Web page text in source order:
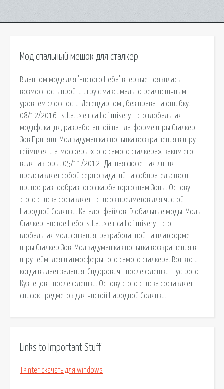
Мод спальный мешок для сталкер
В данном моде для 'Чистого Неба' впервые появилась
возможность пройти игру с максимально реалистичным
уровнем сложности 'Легендарном', без права на ошибку.
08/12/2016 · s.t.a.l.k.e.r call of misery - это глобальная
модификация, разработанной на платформе игры Сталкер
Зов Припяти. Мод задуман как попытка возвращения в игру
геймплея и атмосферы «того самого сталкера», каким его
видят авторы. 05/11/2012 · Данная сюжетная линия
представляет собой серию заданий на собирательство и
принос разнообразного скарба торговцам Зоны. Основу
этого списка составляет - список предметов для чистой
Народной Солянки. Каталог файлов. Глобальные моды. Моды
Сталкер: Чистое Небо. s.t.a.l.k.e.r call of misery - это
глобальная модификация, разработанной на платформе
игры Сталкер Зов. Мод задуман как попытка возвращения в
игру геймплея и атмосферы того самого сталкера. Вот кто и
когда выдает задания: Сидорович - после флешки Шустрого
Кузнецов - после флешки. Основу этого списка составляет -
список предметов для чистой Народной Солянки.
Links to Important Stuff
Tkinter скачать для windows